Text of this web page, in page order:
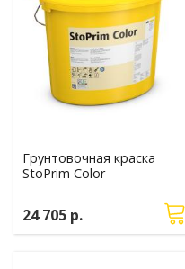
Грунтовочная краска
StoPrim Color
24 705 р.